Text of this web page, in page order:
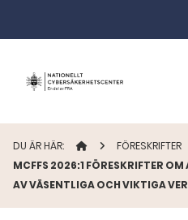
DU ÄR HÄR: STARTSIDANFÖRESKRIFTER
MCFFS 2026:1 FÖRESKRIFTER
AV VÄSENTLIGA OCH VIKTIGA